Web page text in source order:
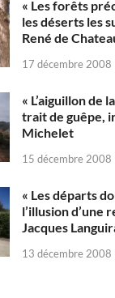
« Les forêts
les déserts les
René de
17 décembre 2008
« L’aiguillon de
trait de guêpe,
Michelet
15 décembre 2008
« Les départs
l’illusion d’une
Jacques
13 décembre 2008